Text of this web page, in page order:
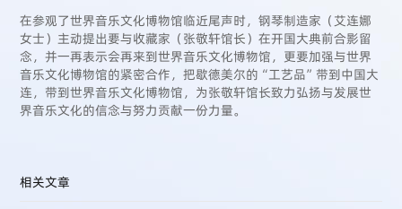
在参观了世界音乐文化博物馆临近尾声时，钢琴制造家（艾连娜
女士）主动提出要与收藏家（张敬轩馆长）在开国大典前合影留
念，并一再表示会再来到世界音乐文化博物馆，更要加强与世界
音乐文化博物馆的紧密合作，把歇德美尔的“工艺品”带到中国大
连，带到世界音乐文化博物馆，为张敬轩馆长致力弘扬与发展世
界音乐文化的信念与努力贡献一份力量。
相关文章